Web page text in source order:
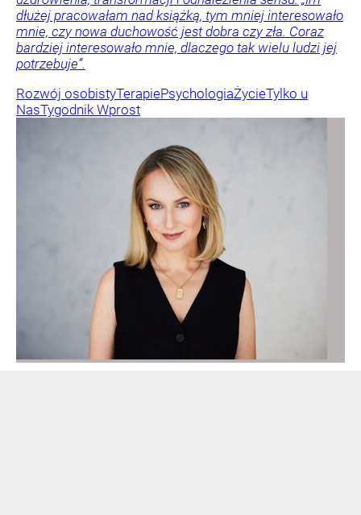
dłużej pracowałam nad książką, tym mniej interesowało
mnie, czy nowa duchowość jest dobra czy zła. Coraz
bardziej interesowało mnie, dlaczego tak wielu ludzi jej
potrzebuje”.
Rozwój osobistyTerapiePsychologiaŻycieTylko u
NasTygodnik Wprost